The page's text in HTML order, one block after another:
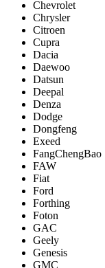
Chevrolet
Chrysler
Citroen
Cupra
Dacia
Daewoo
Datsun
Deepal
Denza
Dodge
Dongfeng
Exeed
FangChengBao
FAW
Fiat
Ford
Forthing
Foton
GAC
Geely
Genesis
GMC